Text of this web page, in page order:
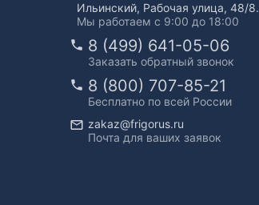
Ильинский, Рабочая улица, 48/8.
Мы работаем с 9:00 до 18:00
8 (499) 641-05-06
Заказать обратный звонок
8 (800) 707-85-21
Бесплатно по всей России
zakaz@frigorus.ru
Почта для ваших заявок